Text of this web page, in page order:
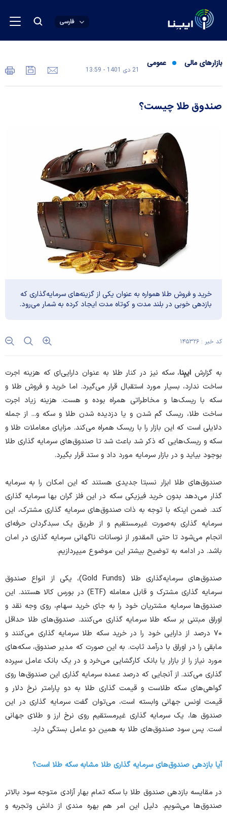
فارسی
بازارهای مالی عمومی
21 دی 1401 - 13:59
صندوق طلا چیست؟
خرید و فروش طلا همواره به عنوان یکی از گزینه‌های سرمایه‌گذاری که
بازدهی خوبی در بلند مدت و کوتاه مدت ایجاد کرده به شمار می‌رود.
کد خبر : ۱۴۵۳۲۶
به گزارش ایبِنا، سکه نیز در کنار طلا به عنوان دارایی‌ای که هزینه اجرت
ساخت ندارد، بسیار مورد استقبال قرار می‌گیرد. اما خرید و فروش طلا و
سکه با ریسک‌ها و مخاطراتی همراه بوده و هست. هزینه زیاد اجرت
ساخت طلا، ریسک گم شدن و یا دزدیده شدن طلا و سکه و... از جمله
دلایلی است که این بازار را با ریسک همراه می‌کند. مزایای معاملات طلا و
سکه و ریسک‌هایی که ذکر شد باعث شد تا صندوق‌های سرمایه گذاری طلا
بوجود بیاید و در بازار سرمایه مورد داد و ستد قرار بگیرد.
صندوق‌های طلا ابزار نسبتا جدیدی هستند که این امکان را به سرمایه
گذار می‌دهد بدون خرید فیزیکی سکه در این فلز گران بها سرمایه گذاری
کند. ضمن اینکه با توجه به ذات صندوق‌های سرمایه گذاری مشترک، این
سرمایه گذاری به‌صورت غیرمستقیم و از طریق یک سبدگردان حرفه‌ای
انجام می‌شود تا حتی المقدور از نوسانات ناگهانی سرمایه گذاری در امان
باشد. در ادامه به توضیح بیشتر این موضوع میپردازیم.
صندوق‌های سرمایه‌گذاری طلا (Gold Funds)، یکی از انواع صندوق
سرمایه گذاری مشترک و قابل معامله (ETF) در بورس کالا هستند. این
صندوق‌ها سرمایه مشتریان خود را به جای خرید سهام، روی وجه نقد و
اوراق مبتنی بر سکه طلا سرمایه گذاری می‌کنند. صندوق‌های طلا حداقل
۷۰ درصد از دارایی خود را در خرید سکه طلا سرمایه گذاری می‌کنند و
مابقی را در اوراق با درآمد ثابت. به این صورت که مدیر صندوق، سکه‌های
مورد نیاز را از بازار یا بانک کارگشایی می‌خرد و در یک بانک عامل سپرده
گذاری می‌کند. از آنجایی که درصد عمده سرمایه گذاری این صندوق‌ها روی
گواهی‌های سکه طلاست و قیمت گذاری طلا به دو پارامتر نرخ دلار و
قیمت اونس جهانی وابسته است، می‌توان گفت سرمایه گذاری در این
صندوق ها، یک سرمایه گذاری غیرمستقیم روی نرخ ارز و طلای جهانی
است. پس سود صندوق‌های طلا به همین دو عامل بستگی دارد.
آیا بازدهی صندوق‌های سرمایه گذاری طلا مشابه سکه طلا است؟
در مقایسه بازدهی صندوق طلا با سکه تمام بهار آزادی متوجه سود بالاتر
صندوق‌ها می‌شویم. دلیل این امر هم بهره مندی از دانش وتجربه و